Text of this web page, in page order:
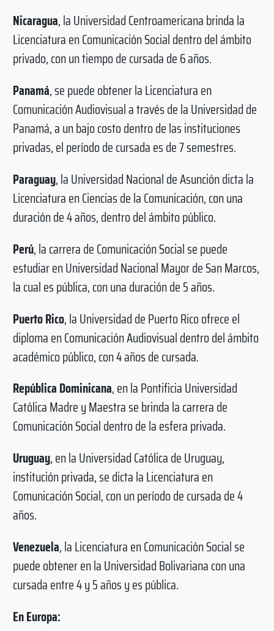
Nicaragua, la Universidad Centroamericana brinda la
Licenciatura en Comunicación Social dentro del ámbito
privado, con un tiempo de cursada de 6 años.
Panamá, se puede obtener la Licenciatura en
Comunicación Audiovisual a través de la Universidad de
Panamá, a un bajo costo dentro de las instituciones
privadas, el período de cursada es de 7 semestres.
Paraguay, la Universidad Nacional de Asunción dicta la
Licenciatura en Ciencias de la Comunicación, con una
duración de 4 años, dentro del ámbito público.
Perú, la carrera de Comunicación Social se puede
estudiar en Universidad Nacional Mayor de San Marcos,
la cual es pública, con una duración de 5 años.
Puerto Rico, la Universidad de Puerto Rico ofrece el
diploma en Comunicación Audiovisual dentro del ámbito
académico público, con 4 años de cursada.
República Dominicana, en la Pontificia Universidad
Católica Madre y Maestra se brinda la carrera de
Comunicación Social dentro de la esfera privada.
Uruguay, en la Universidad Católica de Uruguay,
institución privada, se dicta la Licenciatura en
Comunicación Social, con un período de cursada de 4
años.
Venezuela, la Licenciatura en Comunicación Social se
puede obtener en la Universidad Bolivariana con una
cursada entre 4 y 5 años y es pública.
En Europa: